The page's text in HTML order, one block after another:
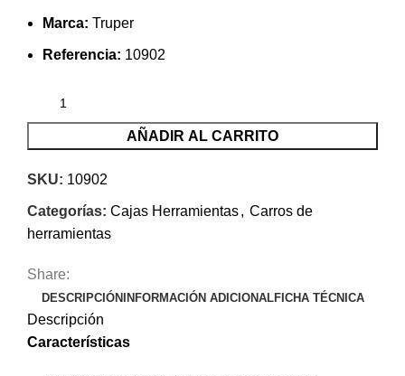
Marca: Truper
Referencia: 10902
AÑADIR AL CARRITO
SKU: 10902
Categorías: Cajas Herramientas, Carros de
herramientas
Share:
DESCRIPCIÓN INFORMACIÓN ADICIONALFICHA TÉCNICA
Descripción
Características